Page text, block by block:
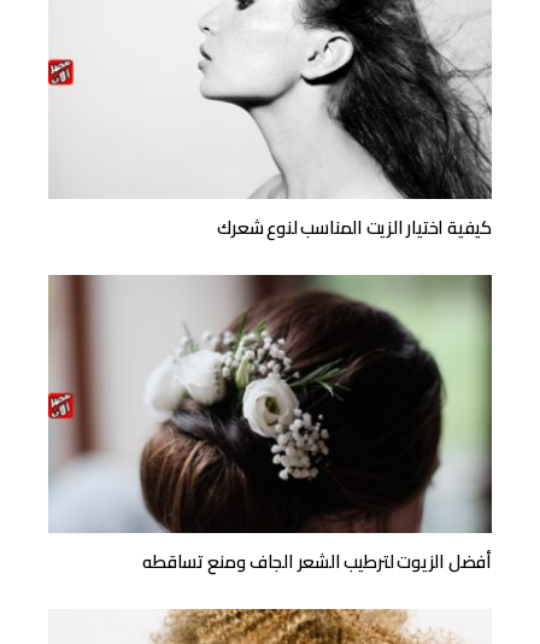
كيفية اختيار الزيت المناسب لنوع شعرك
أفضل الزيوت لترطيب الشعر الجاف ومنع تساقطه